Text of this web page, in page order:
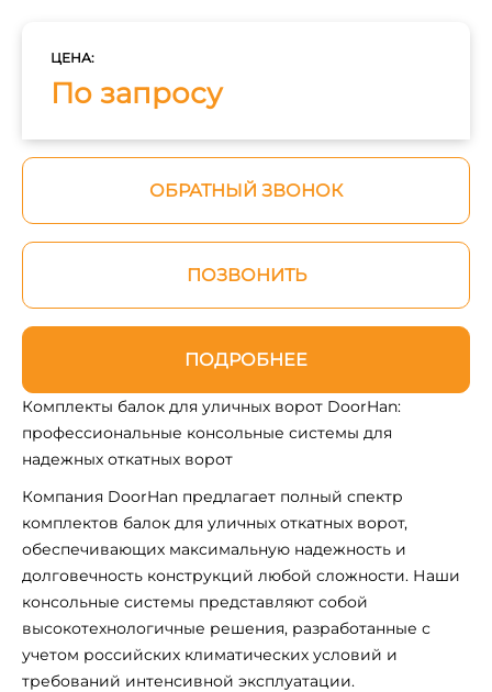
ЦЕНА:
По запросу
ОБРАТНЫЙ ЗВОНОК
ПОЗВОНИТЬ
ПОДРОБНЕЕ
Комплекты балок для уличных ворот DoorHan:
профессиональные консольные системы для
надежных откатных ворот
Компания DoorHan предлагает полный спектр
комплектов балок для уличных откатных ворот,
обеспечивающих максимальную надежность и
долговечность конструкций любой сложности. Наши
консольные системы представляют собой
высокотехнологичные решения, разработанные с
учетом российских климатических условий и
требований интенсивной эксплуатации.